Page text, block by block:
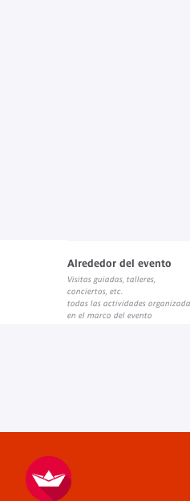
Alrededor del evento
Visitas guiadas, talleres,
conciertos, etc.
todas las actividades
en el marco del evento